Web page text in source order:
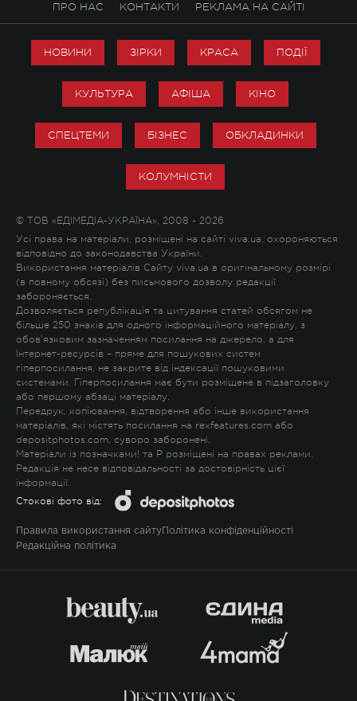
ПРО НАС КОНТАКТИ РЕКЛАМА НА САЙТІ
НОВИНИ ЗІРКИ КРАСА ПОДІЇ
КУЛЬТУРА АФІША КІНО
СПЕЦТЕМИ БІЗНЕС ОБКЛАДИНКИ
КОЛУМНІСТИ
© ТОВ «ЕДІМЕДІА-УКРАЇНА», 2008 - 2026
Усі права на матеріали, розміщені на сайті viva.ua, охороняються
відповідно до законодавства України.
Використання матеріалів Сайту viva.ua в оригінальному розмірі
(в повному обсязі) без письмового дозволу редакції
забороняється.
Дозволяється републікація та цитування статей обсягом не
більше 250 знаків для одного інформаційного матеріалу, з
обов'язковим зазначенням посилання на джерело, а для
Інтернет-ресурсів – пряме для пошукових систем
гіперпосилання, не закрите від індексації пошуковими
системами. Гіперпосилання має бути розміщене в підзаголовку
або першому абзаці матеріалу.
Передрук, копіювання, відтворення або інше використання
матеріалів, які містять посилання на rexfeatures.com або
depositphotos.com, суворо заборонені.
Матеріали із позначками! та P розміщені на правах реклами.
Редакція не несе відповідальності за достовірність цієї
інформації.
Стокові фото від:
Правила використання сайту Політика конфіденційності
Редакційна політика